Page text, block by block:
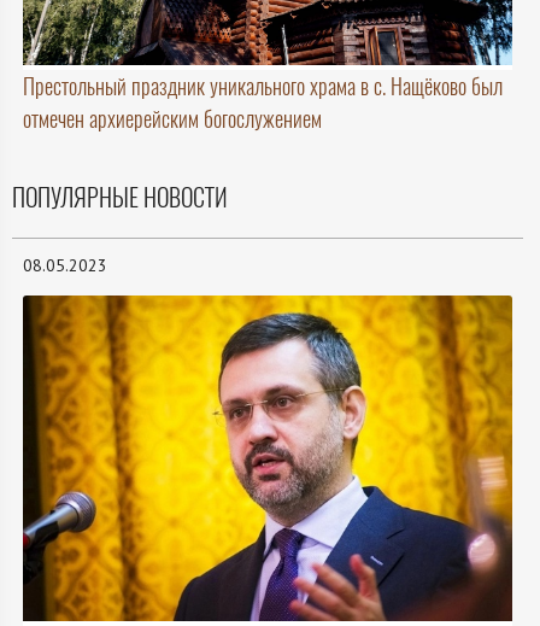
Престольный праздник уникального храма в с. Нащёково был
отмечен архиерейским богослужением
ПОПУЛЯРНЫЕ НОВОСТИ
08.05.2023